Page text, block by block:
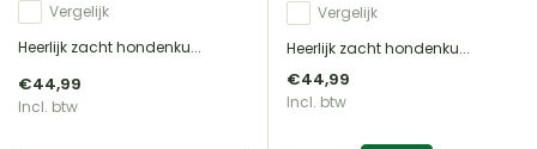
Vergelijk
Heerlijk zacht hondenku...
€44,99
Incl. btw
Vergelijk
Heerlijk zacht hondenku...
€44,99
Incl. btw